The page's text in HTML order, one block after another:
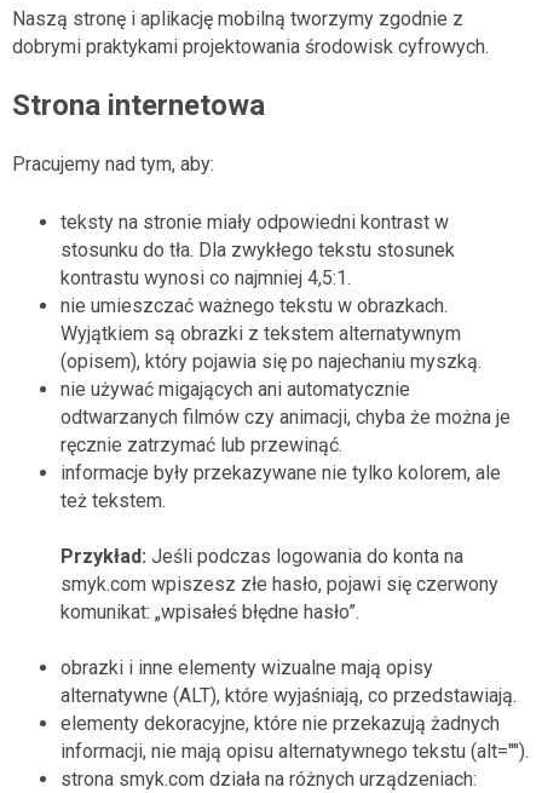
Naszą stronę i aplikację mobilną tworzymy zgodnie z
dobrymi praktykami projektowania środowisk cyfrowych.
Strona internetowa
Pracujemy nad tym, aby:
teksty na stronie miały odpowiedni kontrast w
stosunku do tła. Dla zwykłego tekstu stosunek
kontrastu wynosi co najmniej 4,5:1.
nie umieszczać ważnego tekstu w obrazkach.
Wyjątkiem są obrazki z tekstem alternatywnym
(opisem), który pojawia się po najechaniu myszką.
nie używać migających ani automatycznie
odtwarzanych filmów czy animacji, chyba że można je
ręcznie zatrzymać lub przewinąć.
informacje były przekazywane nie tylko kolorem, ale
też tekstem.
Przykład: Jeśli podczas logowania do konta na
smyk.com wpiszesz złe hasło, pojawi się czerwony
komunikat: „wpisałeś błędne hasło”.
obrazki i inne elementy wizualne mają opisy
alternatywne (ALT), które wyjaśniają, co przedstawiają.
elementy dekoracyjne, które nie przekazują żadnych
informacji, nie mają opisu alternatywnego tekstu (alt="").
strona smyk.com działa na różnych urządzeniach: